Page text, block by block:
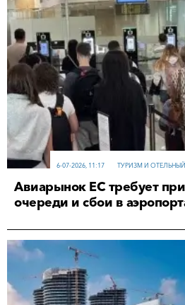
ТУРИЗМ И
6-07-2026, 11:17
Авиарынок ЕС требует
очереди и сбои в